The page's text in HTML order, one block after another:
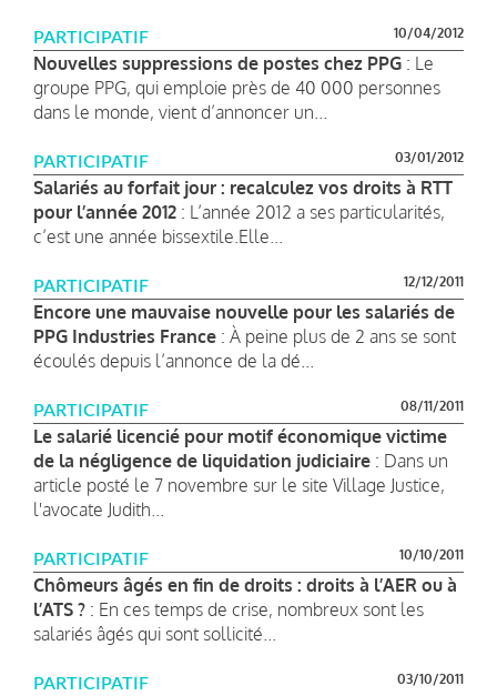
PARTICIPATIF 10/04/2012
Nouvelles suppressions de postes chez PPG : Le
groupe PPG, qui emploie près de 40 000 personnes
dans le monde, vient d’annoncer un...
PARTICIPATIF 03/01/2012
Salariés au forfait jour : recalculez vos droits à RTT
pour l’année 2012 : L’année 2012 a ses particularités,
c’est une année bissextile.Elle...
PARTICIPATIF 12/12/2011
Encore une mauvaise nouvelle pour les salariés de
PPG Industries France : À peine plus de 2 ans se sont
écoulés depuis l’annonce de la dé...
PARTICIPATIF 08/11/2011
Le salarié licencié pour motif économique victime
de la négligence de liquidation judiciaire : Dans un
article posté le 7 novembre sur le site Village Justice,
l'avocate Judith...
PARTICIPATIF 10/10/2011
Chômeurs âgés en fin de droits : droits à l’AER ou à
l’ATS ? : En ces temps de crise, nombreux sont les
salariés âgés qui sont sollicité...
PARTICIPATIF 03/10/2011